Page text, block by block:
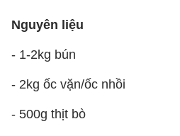
Nguyên liệu
- 1-2kg bún
- 2kg ốc vặn/ốc nhồi
- 500g thịt bò